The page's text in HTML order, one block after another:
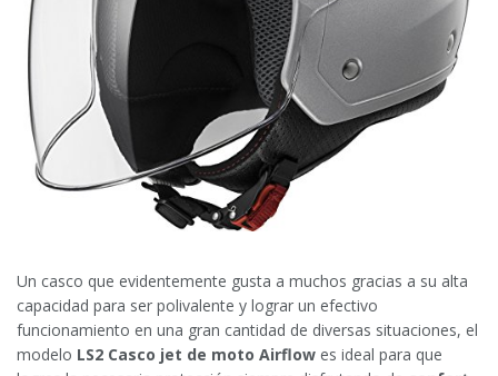
Un casco que evidentemente gusta a muchos gracias a su alta
capacidad para ser polivalente y lograr un efectivo
funcionamiento en una gran cantidad de diversas situaciones, el
modelo LS2 Casco jet de moto Airflow es ideal para que